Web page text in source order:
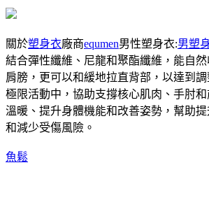
關於塑身衣廠商equmen男性塑身衣:男塑
結合彈性纖維、尼龍和聚酯纖維，能自
肩膀，更可以和緩地拉直背部，以達到
極限活動中，協助支撐核心肌肉、手肘
溫暖、提升身體機能和改善姿勢，幫助
和減少受傷風險。
魚鬆